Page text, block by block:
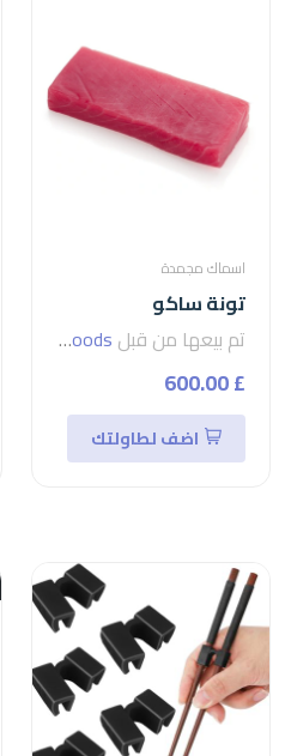
اسماك مجمدة
تونة ساكو
تم بيعها من قبل seven foods
£ 600.00
اضف لطاولتك